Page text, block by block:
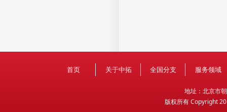
首页 关于中拓 全国分支 服务领域
地址：北京市
版权所有 Copyright